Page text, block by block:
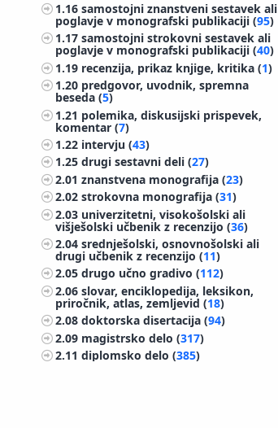
1.16samostojni znanstveni sestavek ali
poglavje v monografski publikaciji (95)
1.17samostojni strokovni sestavek ali
poglavje v monografski publikaciji (40)
1.19 recenzija, prikaz knjige, kritika (1)
1.20 predgovor, uvodnik, spremna
beseda (5)
1.21 polemika, diskusijski prispevek,
komentar (7)
1.22 intervju (43)
1.25drugi sestavni deli (27)
2.01znanstvena monografija (23)
2.02strokovna monografija (31)
2.03 univerzitetni, visokošolski ali
višješolski učbenik z recenzijo (36)
2.04srednješolski, osnovnošolski ali
drugi učbenik z recenzijo (11)
2.05drugo učno gradivo (112)
2.06slovar, enciklopedija, leksikon,
priročnik, atlas, zemljevid (18)
2.08doktorska disertacija (94)
2.09 magistrsko delo (317)
2.11diplomsko delo (385)